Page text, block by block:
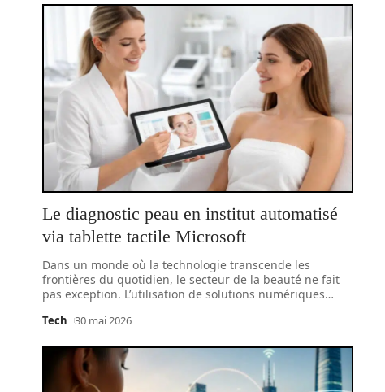
Le diagnostic peau en institut automatisé
via tablette tactile Microsoft
Dans un monde où la technologie transcende les
frontières du quotidien, le secteur de la beauté ne fait
pas exception. L’utilisation de solutions numériques…
Tech 30 mai 2026